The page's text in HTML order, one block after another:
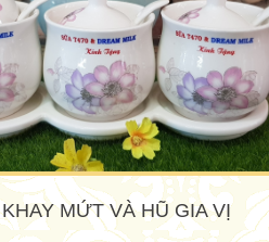
KHAY MỨT VÀ HŨ GIA VỊ